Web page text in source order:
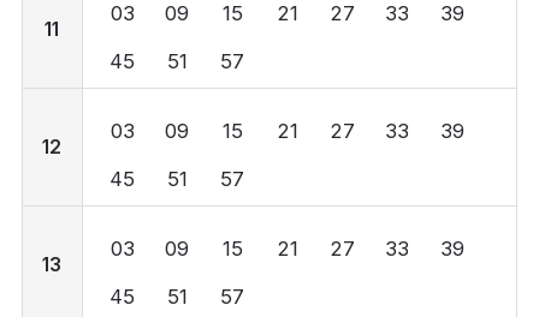
11
03 09 15 21 27 33
39
45
51 57
12
03 09 15 21 27 33
39
45
51 57
13
03 09 15 21 27 33
39
45
51 57